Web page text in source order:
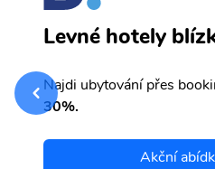
Levné hotely
Najdi ubytování přes
30%.
Akční